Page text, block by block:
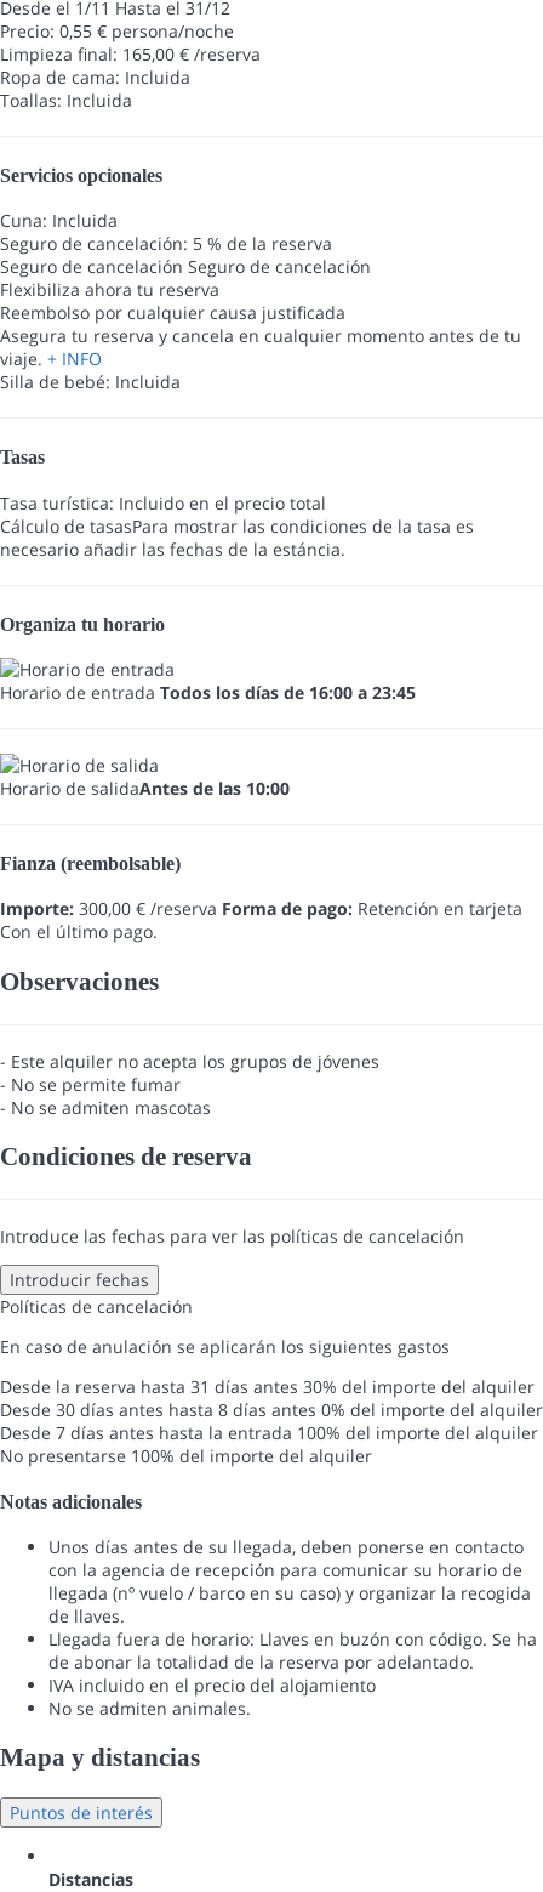
Desde el 1/11 Hasta el 31/12
Precio: 0,55 € persona/noche
Limpieza final: 165,00 € /reserva
Ropa de cama: Incluida
Toallas: Incluida
Servicios opcionales
Cuna: Incluida
Seguro de cancelación: 5 % de la reserva
Seguro de cancelación Seguro de cancelación
Flexibiliza ahora tu reserva
Reembolso por cualquier causa justificada
Asegura tu reserva y cancela en cualquier momento antes de tu
viaje. + INFO
Silla de bebé: Incluida
Tasas
Tasa turística: Incluido en el precio total
Cálculo de tasasPara mostrar las condiciones de la tasa es
necesario añadir las fechas de la estáncia.
Organiza tu horario
Horario de entrada Todos los días de 16:00 a 23:45
Horario de salidaAntes de las 10:00
Fianza (reembolsable)
Importe: 300,00 € /reserva Forma de pago: Retención en tarjeta
Con el último pago.
Observaciones
- Este alquiler no acepta los grupos de jóvenes
- No se permite fumar
- No se admiten mascotas
Condiciones de reserva
Introduce las fechas para ver las políticas de cancelación
Introducir fechas
Políticas de cancelación
En caso de anulación se aplicarán los siguientes gastos
Desde la reserva hasta 31 días antes 30% del importe del alquiler
Desde 30 días antes hasta 8 días antes 0% del importe del alquiler
Desde 7 días antes hasta la entrada 100% del importe del alquiler
No presentarse 100% del importe del alquiler
Notas adicionales
Unos días antes de su llegada, deben ponerse en contacto
con la agencia de recepción para comunicar su horario de
llegada (nº vuelo / barco en su caso) y organizar la recogida
de llaves.
Llegada fuera de horario: Llaves en buzón con código. Se ha
de abonar la totalidad de la reserva por adelantado.
IVA incluido en el precio del alojamiento
No se admiten animales.
Mapa y distancias
Puntos de interés
Distancias